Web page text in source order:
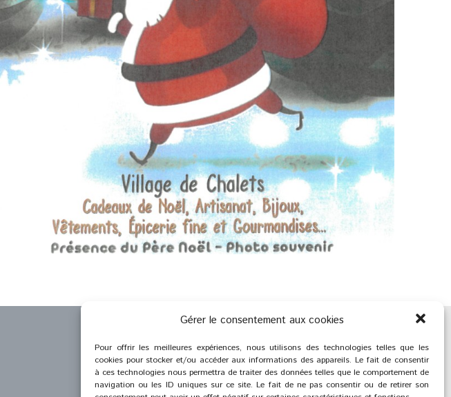
Gérer le consentement aux cookies
Pour offrir les meilleures expériences, nous utilisons des technologies telles que les
cookies pour stocker et/ou accéder aux informations des appareils. Le fait de consentir
à ces technologies nous permettra de traiter des données telles que le comportement de
navigation ou les ID uniques sur ce site. Le fait de ne pas consentir ou de retirer son